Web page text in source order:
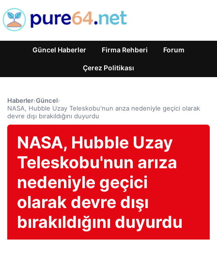
Güncel Haberler Firma Rehberi Forum
Çerez Politikası
Haberler›Güncel›
NASA, Hubble Uzay Teleskobu'nun arıza nedeniyle geçici olarak
devre dışı bırakıldığını duyurdu
NASA, Hubble Uzay
Teleskobu'nun arıza
nedeniyle geçici
olarak devre dışı
bırakıldığını duyurdu